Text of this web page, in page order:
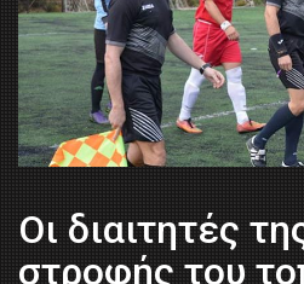
Οι διαιτητές
στροφής του